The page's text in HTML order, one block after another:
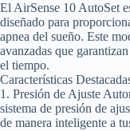
El AirSense 10 AutoSet
diseñado para
apnea del sueño. Este
avanzadas que
el tiempo.
Características
1. Presión de Ajuste
sistema de presión de
de manera inteligente a